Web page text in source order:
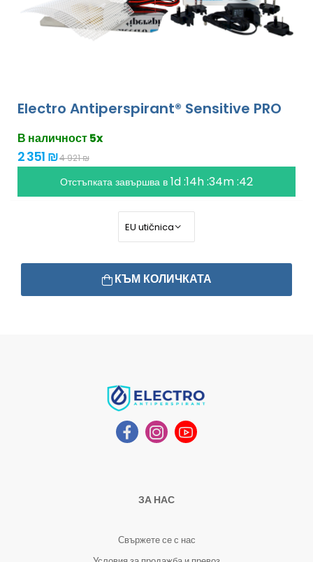
Electro Antiperspirant® Sensitive PRO
В наличност 5x
2 351 ₪4 921 ₪
Отстъпката завършва в1d :14h :34m :41
КЪМ КОЛИЧКАТА
ЗА НАС
Свържете се с нас